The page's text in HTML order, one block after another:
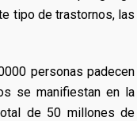
tipo de trastornos, las
personas padecen
se manifiestan en la
de 50 millones de